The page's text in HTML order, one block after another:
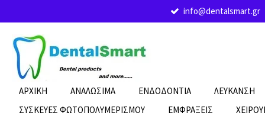
to
main
content
info@dentalsmart.gr
ΑΡΧΙΚΗ ΑΝΑΛΩΣΙΜΑ ΕΝΔΟΔΟΝΤΙΑ ΛΕΥΚΑΝΣΗ
ΣΥΣΚΕΥΕΣ ΦΩΤΟΠΟΛΥΜΕΡΙΣΜΟΥ
ΕΜΦΡΑΞΕΙΣ